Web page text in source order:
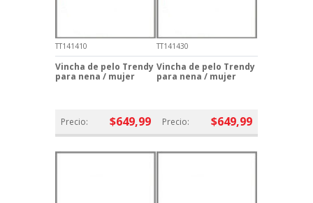
TT141410
Vincha de pelo Trendy
para nena / mujer
Precio: $649,99
TT141430
Vincha de pelo Trendy
para nena / mujer
Precio: $649,99